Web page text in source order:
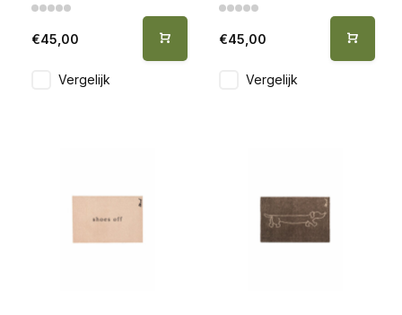
€45,00
Vergelijk
€45,00
Vergelijk